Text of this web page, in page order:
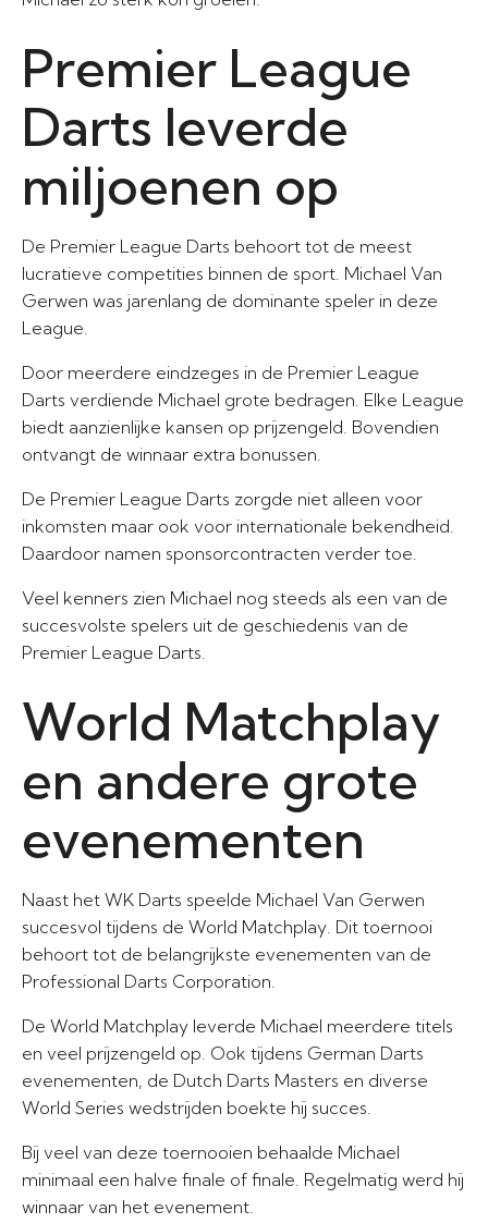
Premier League
Darts leverde
miljoenen op
De Premier League Darts behoort tot de meest
lucratieve competities binnen de sport. Michael Van
Gerwen was jarenlang de dominante speler in deze
League.
Door meerdere eindzeges in de Premier League
Darts verdiende Michael grote bedragen. Elke League
biedt aanzienlijke kansen op prijzengeld. Bovendien
ontvangt de winnaar extra bonussen.
De Premier League Darts zorgde niet alleen voor
inkomsten maar ook voor internationale bekendheid.
Daardoor namen sponsorcontracten verder toe.
Veel kenners zien Michael nog steeds als een van de
succesvolste spelers uit de geschiedenis van de
Premier League Darts.
World Matchplay
en andere grote
evenementen
Naast het WK Darts speelde Michael Van Gerwen
succesvol tijdens de World Matchplay. Dit toernooi
behoort tot de belangrijkste evenementen van de
Professional Darts Corporation.
De World Matchplay leverde Michael meerdere titels
en veel prijzengeld op. Ook tijdens German Darts
evenementen, de Dutch Darts Masters en diverse
World Series wedstrijden boekte hij succes.
Bij veel van deze toernooien behaalde Michael
minimaal een halve finale of finale. Regelmatig werd hij
winnaar van het evenement.